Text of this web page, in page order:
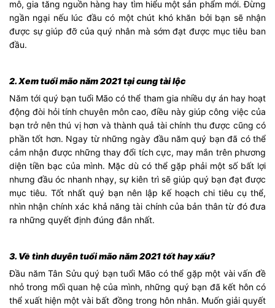
mô, gia tăng nguồn hàng hay tìm hiểu một sản phẩm mới. Đừng
ngần ngại nếu lúc đầu có một chút khó khăn bởi bạn sẽ nhận
được sự giúp đỡ của quý nhân mà sớm đạt được mục tiêu ban
đầu.
2. Xem tuổi mão năm 2021 tại cung tài lộc
Năm tới quý bạn tuổi Mão có thể tham gia nhiều dự án hay hoạt
động đòi hỏi tính chuyên môn cao, điều này giúp công việc của
bạn trở nên thú vị hơn và thành quả tài chính thu được cũng có
phần tốt hơn. Ngay từ những ngày đầu năm quý bạn đã có thể
cảm nhận được những thay đổi tích cực, may mắn trên phương
diện tiền bạc của mình. Mặc dù có thể gặp phải một số bất lợi
nhưng đầu óc nhanh nhạy, sự kiên trì sẽ giúp quý bạn đạt được
mục tiêu. Tốt nhất quý bạn nên lập kế hoạch chi tiêu cụ thể,
nhìn nhận chính xác khả năng tài chính của bản thân từ đó đưa
ra những quyết định đúng đắn nhất.
3. Về tình duyên tuổi mão năm 2021 tốt hay xấu?
Đầu năm Tân Sửu quý bạn tuổi Mão có thể gặp một vài vấn đề
nhỏ trong mối quan hệ của mình, những quý bạn đã kết hôn có
thể xuất hiện một vài bất đồng trong hôn nhân. Muốn giải quyết